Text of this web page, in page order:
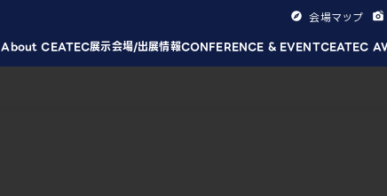
About CEATEC展示会場/出展情報CONFERENCE & EVENTCEATEC
会場マップ